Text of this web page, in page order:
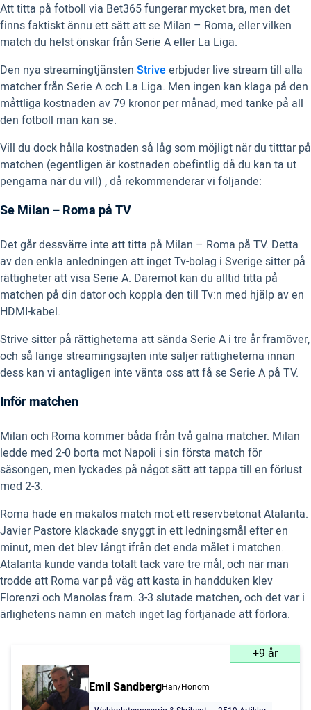
Att titta på fotboll via Bet365 fungerar mycket bra, men det
finns faktiskt ännu ett sätt att se Milan – Roma, eller vilken
match du helst önskar från Serie A eller La Liga.
Den nya streamingtjänsten Striveerbjuder live stream till alla
matcher från Serie A och La Liga. Men ingen kan klaga på den
måttliga kostnaden av 79 kronor per månad, med tanke på all
den fotboll man kan se.
Vill du dock hålla kostnaden så låg som möjligt när du titttar på
matchen (egentligen är kostnaden obefintlig då du kan ta ut
pengarna när du vill) , då rekommenderar vi följande:
Se Milan – Roma på TV
Det går dessvärre inte att titta på Milan – Roma på TV. Detta
av den enkla anledningen att inget Tv-bolag i Sverige sitter på
rättigheter att visa Serie A. Däremot kan du alltid titta på
matchen på din dator och koppla den till Tv:n med hjälp av en
HDMI-kabel.
Strive sitter på rättigheterna att sända Serie A i tre år framöver,
och så länge streamingsajten inte säljer rättigheterna innan
dess kan vi antagligen inte vänta oss att få se Serie A på TV.
Inför matchen
Milan och Roma kommer båda från två galna matcher. Milan
ledde med 2-0 borta mot Napoli i sin första match för
säsongen, men lyckades på något sätt att tappa till en förlust
med 2-3.
Roma hade en makalös match mot ett reservbetonat Atalanta.
Javier Pastore klackade snyggt in ett ledningsmål efter en
minut, men det blev långt ifrån det enda målet i matchen.
Atalanta kunde vända totalt tack vare tre mål, och när man
trodde att Roma var på väg att kasta in handduken klev
Florenzi och Manolas fram. 3-3 slutade matchen, och det var i
ärlighetens namn en match inget lag förtjänade att förlora.
+9 år
Emil SandbergHan/Honom